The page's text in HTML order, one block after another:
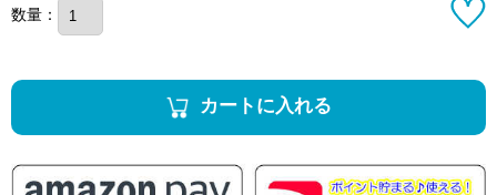
数量：
カートに入れる